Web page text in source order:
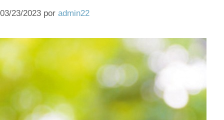
03/23/2023 por admin22